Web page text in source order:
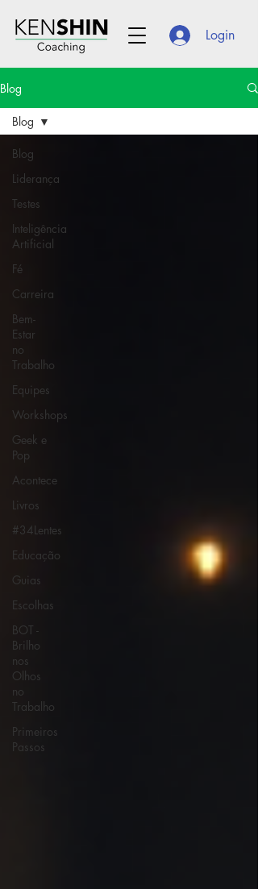
Login
Blog
Blog
Liderança
Testes
Inteligência
Artificial
Fé
Carreira
Bem-
Estar
no
Trabalho
Equipes
Workshops
Geek e
Pop
Acontece
Livros
#34Lentes
Educação
Guias
Escolhas
BOT -
Brilho
nos
Olhos
no
Trabalho
Primeiros
Passos
Blog